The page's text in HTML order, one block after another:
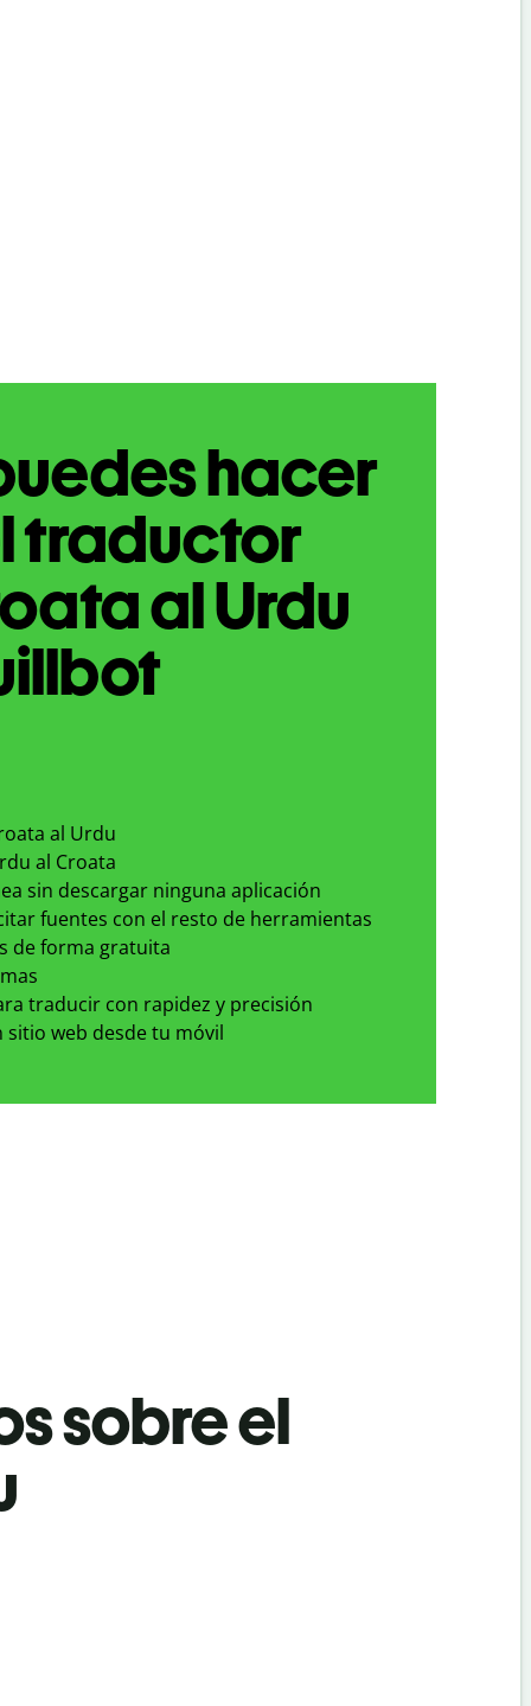
hacer
traductor
al Urdu
al Urdu
al Croata
sin descargar ninguna aplicación
fuentes con el resto de herramientas
de forma gratuita
traducir con rapidez y precisión
sitio web desde tu móvil
sobre el